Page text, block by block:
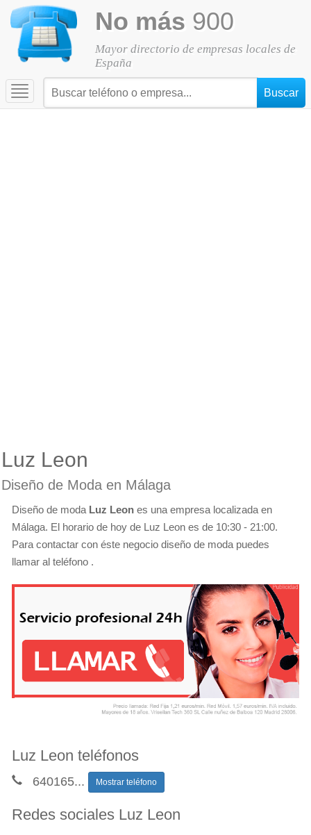
No más 900
Mayor directorio de empresas locales de
España
Toggle
navigation
Luz Leon
Diseño de Moda en Málaga
Diseño de moda Luz Leon es una empresa localizada en
Málaga. El horario de hoy de Luz Leon es de 10:30 - 21:00.
Para contactar con éste negocio diseño de moda puedes
llamar al teléfono .
Luz Leon teléfonos
640165... Mostrar teléfono
Redes sociales Luz Leon